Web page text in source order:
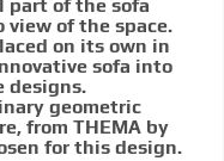
part of the sofa
view of the space.
on its own in
sofa into
designs.
geometric
from THEMA by
for this design.